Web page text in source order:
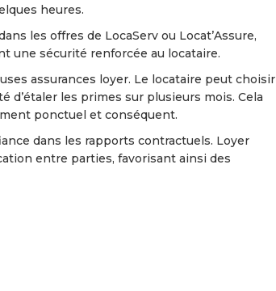
heures.
les offres de LocaServ ou Locat’Assure,
une sécurité renforcée au locataire.
assurances loyer. Le locataire peut choisir
d’étaler les primes sur plusieurs mois. Cela
ponctuel et conséquent.
dans les rapports contractuels. Loyer
entre parties, favorisant ainsi des